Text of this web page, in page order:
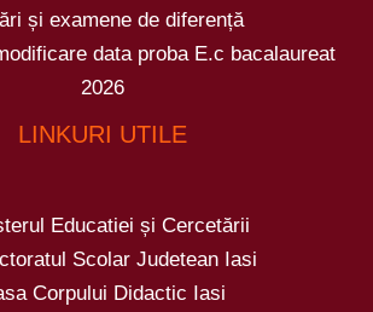
și examene de diferență
data proba E.c bacalaureat
2026
LINKURI UTILE
Educatiei și Cercetării
Scolar Judetean Iasi
Corpului Didactic Iasi